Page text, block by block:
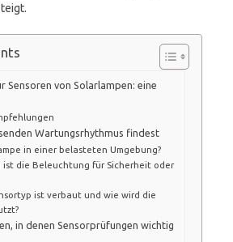
Sensoren von Solarlampen: eine
Wartungsrhythmus findest
in einer belasteten Umgebung?
ist die Beleuchtung für Sicherheit oder
ist verbaut und wie wird die
in denen Sensorprüfungen wichtig